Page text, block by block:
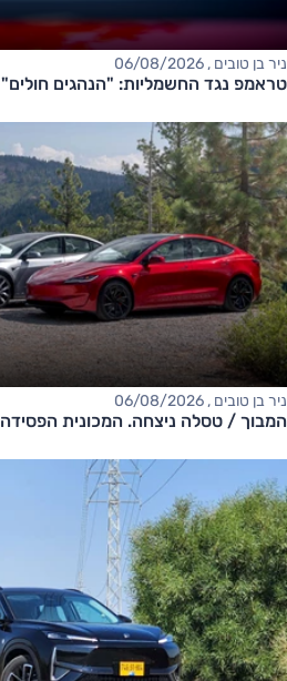
ניר בן טובים , 06/08/2026
טראמפ נגד החשמליות: "הנהגים חולים"
ניר בן טובים , 06/08/2026
המבוך / טסלה ניצחה. המכונית הפסידה